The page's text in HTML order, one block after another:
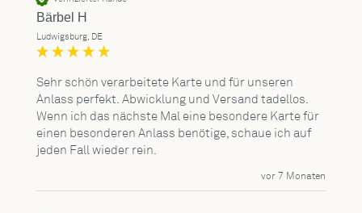
Bärbel H
Ludwigsburg, DE
Sehr schön verarbeitete Karte und für unseren
Anlass perfekt. Abwicklung und Versand tadellos.
Wenn ich das nächste Mal eine besondere Karte für
einen besonderen Anlass benötige, schaue ich auf
jeden Fall wieder rein.
vor 7 Monaten